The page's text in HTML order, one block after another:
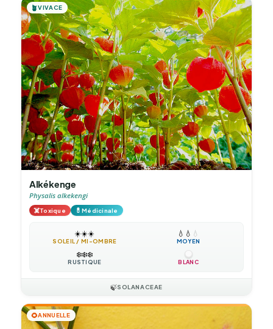
🪴VIVACE
Alkékenge
Physalis alkekengi
☠️Toxique 💊Médicinale
☀️☀️☀️
SOLEIL / MI-OMBRE
💧 💧 💧
MOYEN
❄️❄️❄️
RUSTIQUE BLANC
🍃SOLANACEAE
🌻ANNUELLE